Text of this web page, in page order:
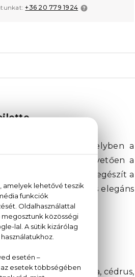
+36 20 779 1924
parfümöt, melyben a
Ezt követően a
amit tökéletesen kiegészít a
feminim, friss és elegáns
vizililiom, pézsma, cédrus,